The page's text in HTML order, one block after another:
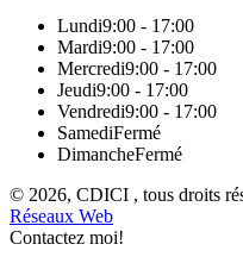
Lundi9:00 - 17:00
Mardi9:00 - 17:00
Mercredi9:00 - 17:00
Jeudi9:00 - 17:00
Vendredi9:00 - 17:00
SamediFermé
DimancheFermé
© 2026, CDICI , tous droits
Réseaux Web
Contactez moi!